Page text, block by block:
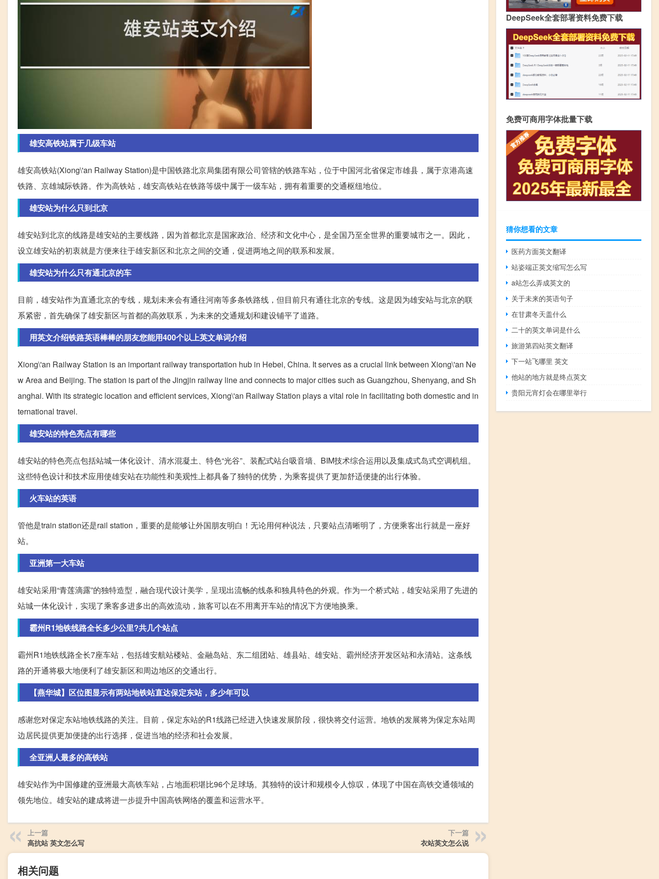
雄安高铁站属于几级车站
雄安高铁站(Xiong\'an Railway Station)是中国铁路北京局集团有限公司管辖的铁路车站，位于中国河北省保定市雄县，属于京港高速
铁路、京雄城际铁路。作为高铁站，雄安高铁站在铁路等级中属于一级车站，拥有着重要的交通枢纽地位。
雄安站为什么只到北京
雄安站到北京的线路是雄安站的主要线路，因为首都北京是国家政治、经济和文化中心，是全国乃至全世界的重要城市之一。因此，
设立雄安站的初衷就是方便来往于雄安新区和北京之间的交通，促进两地之间的联系和发展。
雄安站为什么只有通北京的车
目前，雄安站作为直通北京的专线，规划未来会有通往河南等多条铁路线，但目前只有通往北京的专线。这是因为雄安站与北京的联
系紧密，首先确保了雄安新区与首都的高效联系，为未来的交通规划和建设铺平了道路。
用英文介绍铁路英语棒棒的朋友您能用400个以上英文单词介绍
Xiong\'an Railway Station is an important railway transportation hub in Hebei, China. It serves as a crucial link between Xiong\'an Ne
w Area and Beijing. The station is part of the Jingjin railway line and connects to major cities such as Guangzhou, Shenyang, and Sh
anghai. With its strategic location and efficient services, Xiong\'an Railway Station plays a vital role in facilitating both domestic and in
ternational travel.
雄安站的特色亮点有哪些
雄安站的特色亮点包括站城一体化设计、清水混凝土、特色“光谷”、装配式站台吸音墙、BIM技术综合运用以及集成式岛式空调机组。
这些特色设计和技术应用使雄安站在功能性和美观性上都具备了独特的优势，为乘客提供了更加舒适便捷的出行体验。
火车站的英语
管他是train station还是rail station，重要的是能够让外国朋友明白！无论用何种说法，只要站点清晰明了，方便乘客出行就是一座好
站。
亚洲第一大车站
雄安站采用“青莲滴露”的独特造型，融合现代设计美学，呈现出流畅的线条和独具特色的外观。作为一个桥式站，雄安站采用了先进的
站城一体化设计，实现了乘客多进多出的高效流动，旅客可以在不用离开车站的情况下方便地换乘。
霸州R1地铁线路全长多少公里?共几个站点
霸州R1地铁线路全长7座车站，包括雄安航站楼站、金融岛站、东二组团站、雄县站、雄安站、霸州经济开发区站和永清站。这条线
路的开通将极大地便利了雄安新区和周边地区的交通出行。
【燕华城】区位图显示有两站地铁站直达保定东站，多少年可以
感谢您对保定东站地铁线路的关注。目前，保定东站的R1线路已经进入快速发展阶段，很快将交付运营。地铁的发展将为保定东站周
边居民提供更加便捷的出行选择，促进当地的经济和社会发展。
全亚洲人最多的高铁站
雄安站作为中国修建的亚洲最大高铁车站，占地面积堪比96个足球场。其独特的设计和规模令人惊叹，体现了中国在高铁交通领域的
领先地位。雄安站的建成将进一步提升中国高铁网络的覆盖和运营水平。
上一篇
高抗站 英文怎么写
下一篇
衣站英文怎么说
相关问题
DeepSeek全套部署资料免费下载
免费可商用字体批量下载
猜你想看的文章
医药方面英文翻译
站姿端正英文缩写怎么写
a站怎么弄成英文的
关于未来的英语句子
在甘肃冬天盖什么
二十的英文单词是什么
旅游第四站英文翻译
下一站飞哪里 英文
他站的地方就是终点英文
贵阳元宵灯会在哪里举行